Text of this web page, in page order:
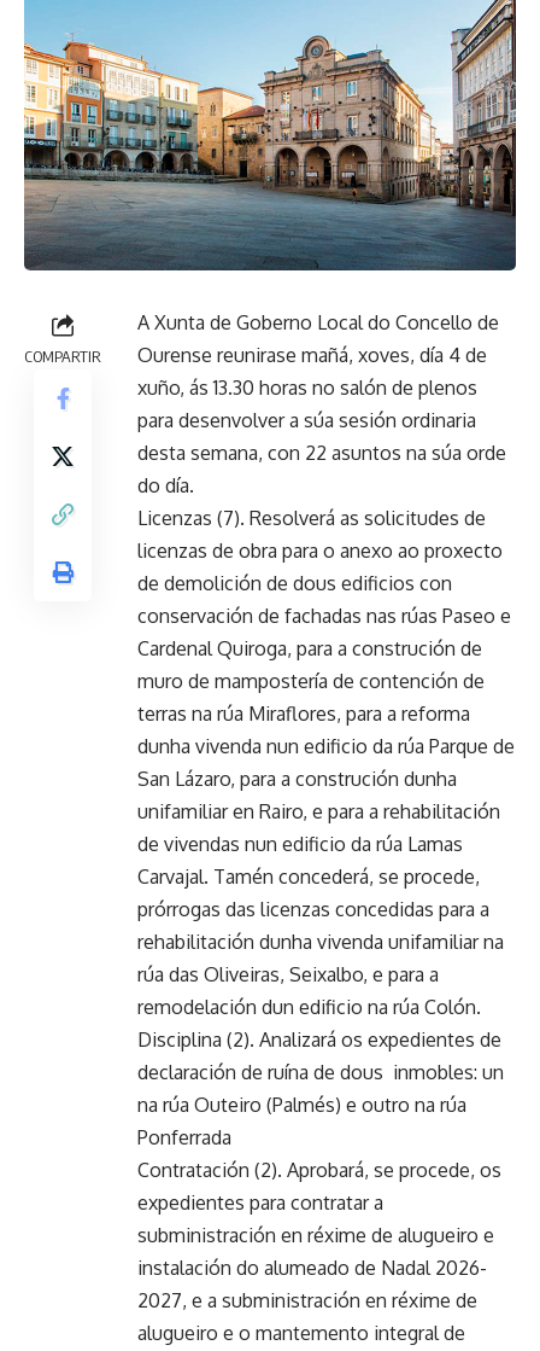
COMPARTIR
A Xunta de Goberno Local do Concello de
Ourense reunirase mañá, xoves, día 4 de
xuño, ás 13.30 horas no salón de plenos
para desenvolver a súa sesión ordinaria
desta semana, con 22 asuntos na súa orde
do día.
Licenzas (7). Resolverá as solicitudes de
licenzas de obra para o anexo ao proxecto
de demolición de dous edificios con
conservación de fachadas nas rúas Paseo e
Cardenal Quiroga, para a construción de
muro de mampostería de contención de
terras na rúa Miraflores, para a reforma
dunha vivenda nun edificio da rúa Parque de
San Lázaro, para a construción dunha
unifamiliar en Rairo, e para a rehabilitación
de vivendas nun edificio da rúa Lamas
Carvajal. Tamén concederá, se procede,
prórrogas das licenzas concedidas para a
rehabilitación dunha vivenda unifamiliar na
rúa das Oliveiras, Seixalbo, e para a
remodelación dun edificio na rúa Colón.
Disciplina (2). Analizará os expedientes de
declaración de ruína de dous inmobles: un
na rúa Outeiro (Palmés) e outro na rúa
Ponferrada
Contratación (2). Aprobará, se procede, os
expedientes para contratar a
subministración en réxime de alugueiro e
instalación do alumeado de Nadal 2026-
2027, e a subministración en réxime de
alugueiro e o mantemento integral de